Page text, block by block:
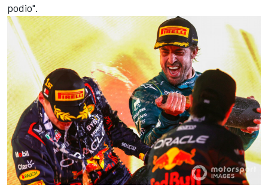
podio".